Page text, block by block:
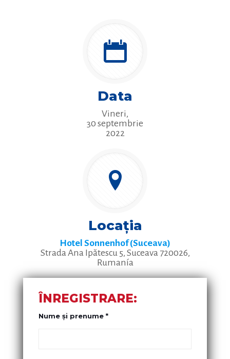
Data
Vineri,
30 septembrie
2022
Locația
Hotel Sonnenhof (Suceava)
Strada Ana Ipătescu 5, Suceava 720026,
Rumanía
ÎNREGISTRARE:
Nume și prenume *